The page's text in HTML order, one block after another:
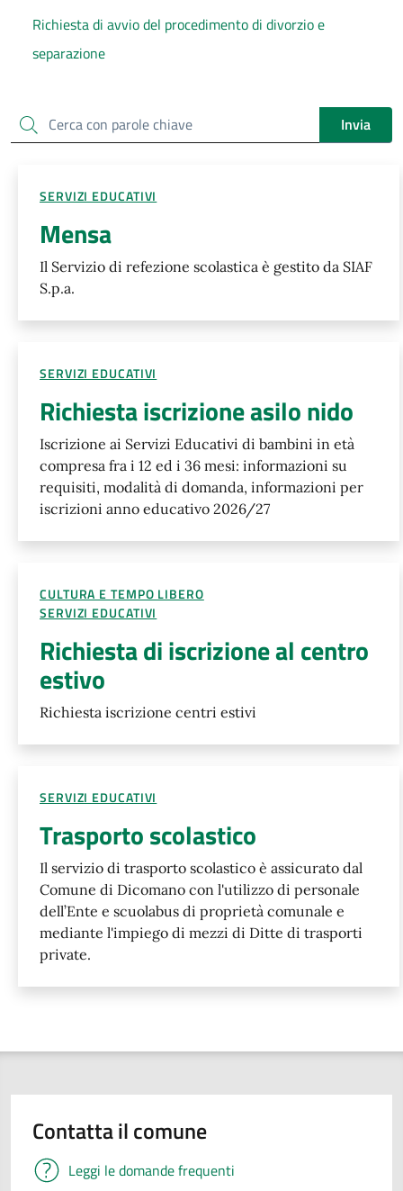
Cerca Invia
SERVIZI EDUCATIVI
Mensa
Il Servizio di refezione scolastica è gestito da SIAF
S.p.a.
SERVIZI EDUCATIVI
Richiesta iscrizione asilo nido
Iscrizione ai Servizi Educativi di bambini in età
compresa fra i 12 ed i 36 mesi: informazioni su
requisiti, modalità di domanda, informazioni per
iscrizioni anno educativo 2026/27
CULTURA E TEMPO LIBERO
SERVIZI EDUCATIVI
Richiesta di iscrizione al centro
estivo
Richiesta iscrizione centri estivi
SERVIZI EDUCATIVI
Trasporto scolastico
Il servizio di trasporto scolastico è assicurato dal
Comune di Dicomano con l'utilizzo di personale
dell’Ente e scuolabus di proprietà comunale e
mediante l'impiego di mezzi di Ditte di trasporti
private.
Richiesta di avvio del procedimento di divorzio e
separazione
Contatta il comune
Leggi le domande frequenti